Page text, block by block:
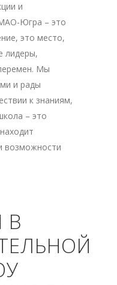
и
Югра – это
это место,
лидеры,
Мы
и рады
к знаниям,
– это
возможности
В